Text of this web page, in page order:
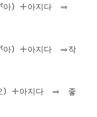
아）＋아지다 ⇒
아）＋아지다 ⇒작
）＋아지다 ⇒ 좋